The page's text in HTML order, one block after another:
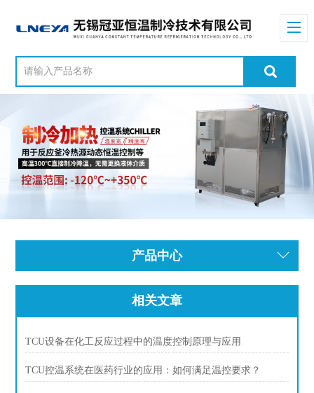
产品中心
相关文章
TCU设备在化工反应过程中的温度控制原理与应用
TCU控温系统在医药行业的应用：如何满足温控要求？